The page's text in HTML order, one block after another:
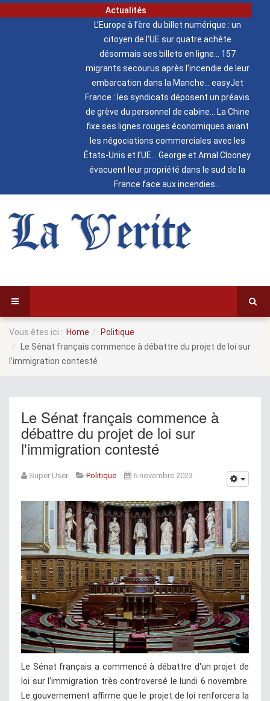
Actualités
L’Europe à l’ère du billet numérique : un
citoyen de l’UE sur quatre achète
désormais ses billets en ligne
157
migrants secourus après l’incendie de leur
embarcation dans la Manche
easyJet
France : les syndicats déposent un préavis
de grève du personnel de cabine
La Chine
fixe ses lignes rouges économiques avant
les négociations commerciales avec les
États-Unis et l’UE
George et Amal Clooney
évacuent leur propriété dans le sud de la
France face aux incendies
La Verite
Vous êtes ici : Home
Politique
Le Sénat français commence à débattre du projet de loi sur
l'immigration contesté
Le Sénat français commence à
débattre du projet de loi sur
l'immigration contesté
Super User Politique 6 novembre 2023
Le Sénat français a commencé à débattre d'un projet de
loi sur l'immigration très controversé le lundi 6 novembre.
Le gouvernement affirme que le projet de loi renforcera la